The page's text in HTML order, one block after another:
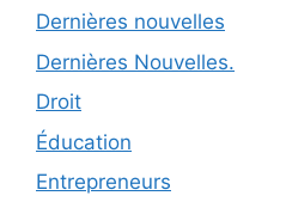
Dernières nouvelles
Dernières Nouvelles.
Droit
Éducation
Entrepreneurs